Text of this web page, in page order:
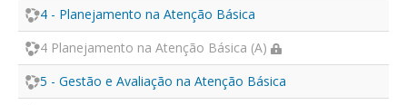
4 - Planejamento na Atenção Básica
4 Planejamento na Atenção Básica (A)
5 - Gestão e Avaliação na Atenção Básica